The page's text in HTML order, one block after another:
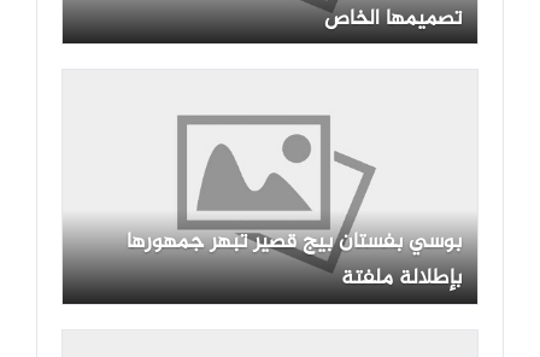
تصميمها الخاص
بوسي بفستان بيج قصير تبهر جمهورها
بإطلالة ملفتة